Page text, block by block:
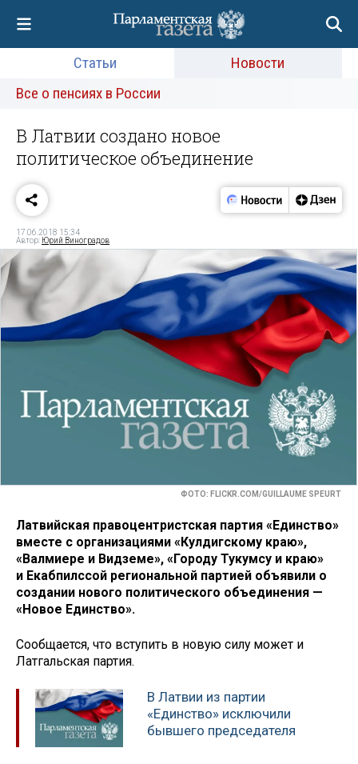
Статьи
Новости
Все о пенсиях в России
В Латвии создано новое
политическое объединение
17.06.2018 15:34
Автор: Юрий Виноградов
ФОТО: FLICKR.COM/GUILLAUME SPEURT
Латвийская правоцентристская партия «Единство»
вместе с организациями «Кулдигскому краю»,
«Валмиере и Видземе», «Городу Тукумсу и краю»
и Екабпилссой региональной партией объявили о
создании нового политического объединения —
«Новое Единство».
Сообщается, что вступить в новую силу может и
Латгальская партия.
В Латвии из партии
«Единство» исключили
бывшего председателя